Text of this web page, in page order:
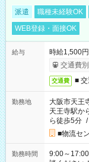
派遣 職種未経験OK
WEB登録・面接OK
給与
時給1,500
交通費
交通費 ■
勤務地
大阪市天王
天王寺駅か
ら徒歩5分 /
■物流セ
勤務時間
9:00～17:00 10:00～